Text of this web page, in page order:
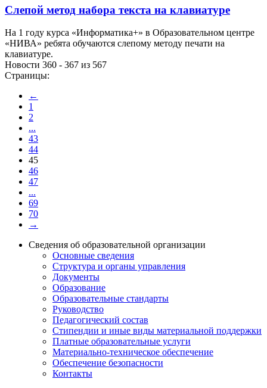
Слепой метод набора текста на клавиатуре
На 1 году курса «Информатика+» в Образовательном центре
«НИВА» ребята обучаются слепому методу печати на
клавиатуре.
Новости 360 - 367 из 567
Страницы:
←
1
2
...
43
44
45
46
47
...
69
70
→
Сведения об образовательной организации
Основные сведения
Структура и органы управления
Документы
Образование
Образовательные стандарты
Руководство
Педагогический состав
Стипендии и иные виды материальной поддержки
Платные образовательные услуги
Материально-техническое обеспечение
Обеспечение безопасности
Контакты